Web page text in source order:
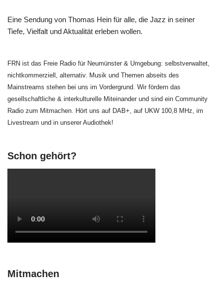
Eine Sendung von Thomas Hein für alle, die Jazz in seiner
Tiefe, Vielfalt und Aktualität erleben wollen.
FRN ist das Freie Radio für Neumünster & Umgebung: selbstverwaltet,
nichtkommerziell, alternativ. Musik und Themen abseits des
Mainstreams stehen bei uns im Vordergrund. Wir fördern das
gesellschaftliche & interkulturelle Miteinander und sind ein Community
Radio zum Mitmachen. Hört uns auf DAB+, auf UKW 100,8 MHz, im
Livestream und in unserer Audiothek!
Schon gehört?
Mitmachen